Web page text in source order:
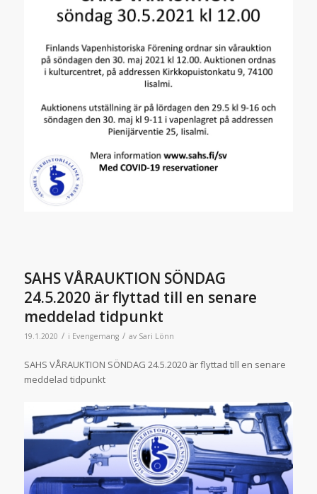
SAHS VÅRAUKTION SÖNDAG
24.5.2020 är flyttad till en senare
meddelad tidpunkt
19.1.2020 / i Evengemang / av Sari Lönn
SAHS VÅRAUKTION SÖNDAG 24.5.2020 är flyttad till en senare
meddelad tidpunkt